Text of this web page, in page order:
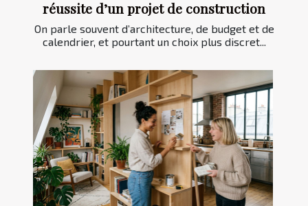
réussite d’un projet de construction
On parle souvent d’architecture, de budget et de
calendrier, et pourtant un choix plus discret...